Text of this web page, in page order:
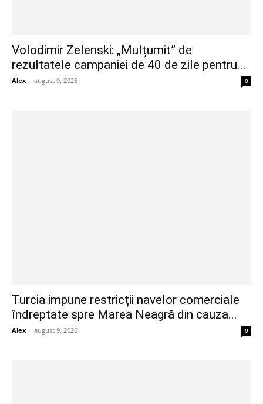
Volodimir Zelenski: „Mulțumit” de
rezultatele campaniei de 40 de zile pentru...
Alex - august 9, 2026 0
Turcia impune restricții navelor comerciale
îndreptate spre Marea Neagră din cauza...
Alex - august 9, 2026 0